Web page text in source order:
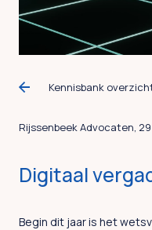
Kennisbank
Rijssenbeek Advocaten,
Digitaal
Begin dit jaar is het